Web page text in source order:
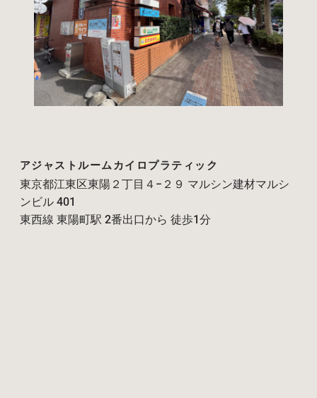
アジャストルームカイロプラティック
東京都江東区東陽２丁目４−２９ マルシン建材マルシ
ンビル 401
東西線 東陽町駅 2番出口から 徒歩1分